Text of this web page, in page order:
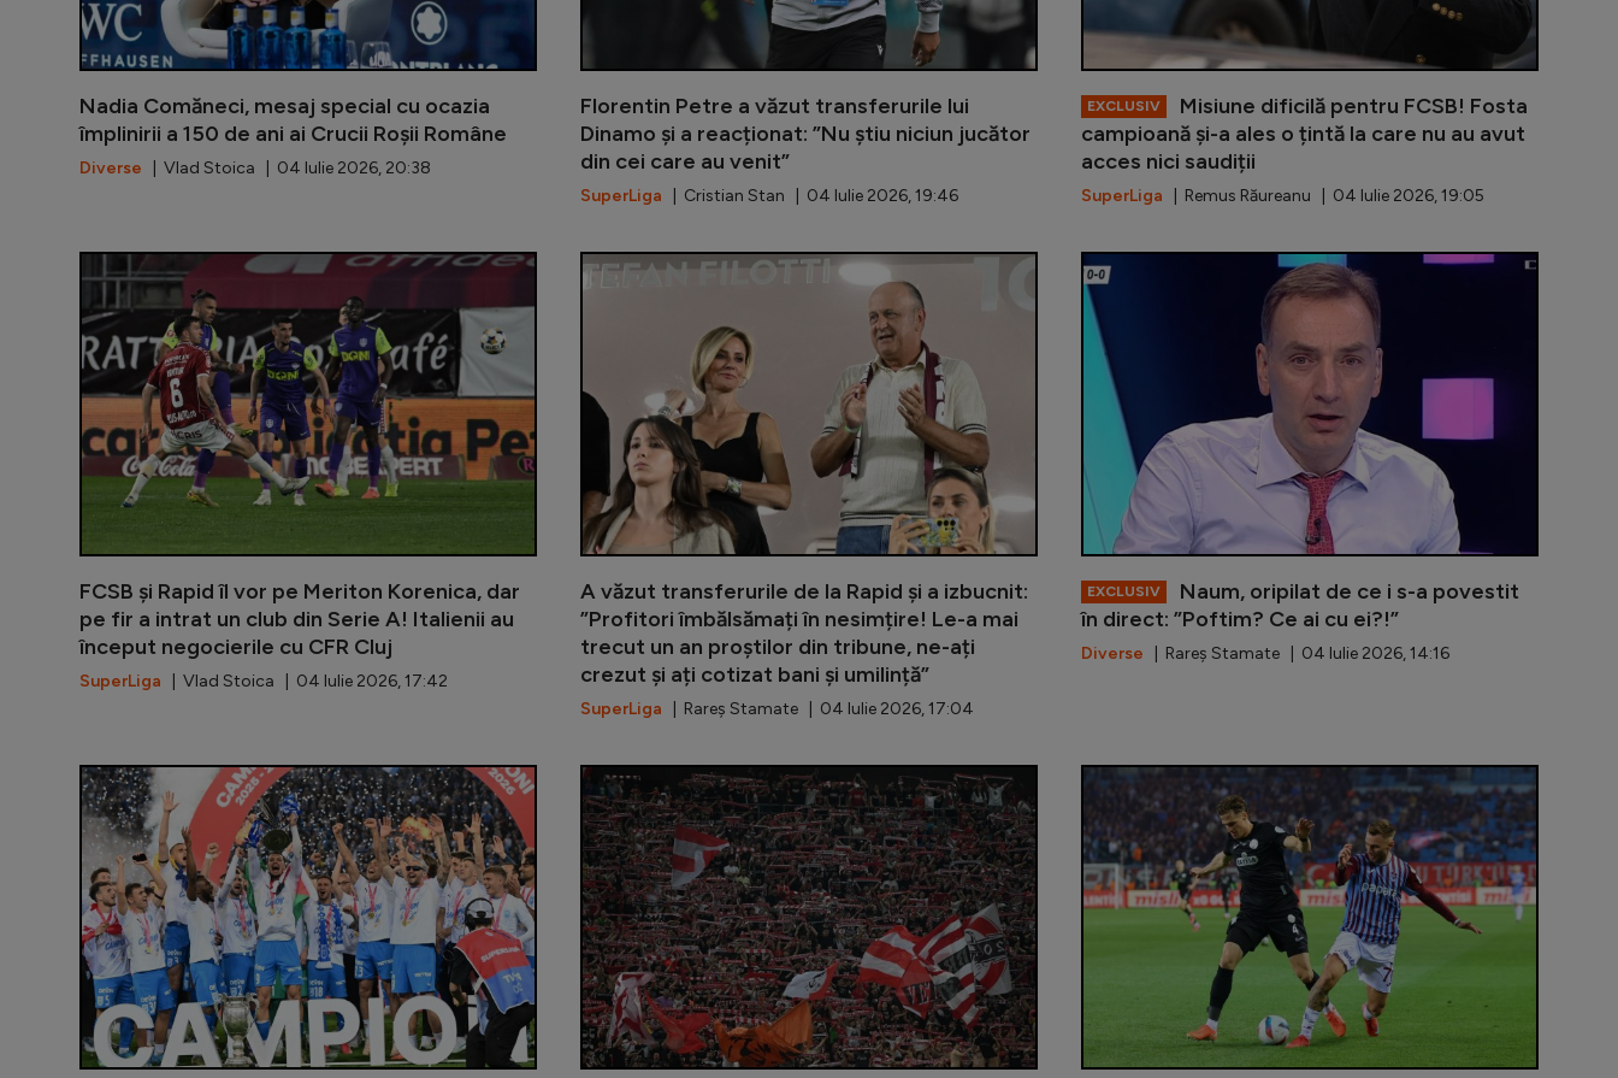
Nadia Comăneci, mesaj special cu ocazia
împlinirii a 150 de ani ai Crucii Roșii Române
Diverse | Vlad Stoica | 04 Iulie 2026, 20:38
Florentin Petre a văzut transferurile lui
Dinamo și a reacționat: ”Nu știu niciun jucător
din cei care au venit”
SuperLiga | Cristian Stan | 04 Iulie 2026, 19:46
EXCLUSIV
Misiune dificilă pentru FCSB! Fosta
campioană și-a ales o țintă la care nu au avut
acces nici saudiții
SuperLiga | Remus Răureanu | 04 Iulie 2026, 19:05
FCSB și Rapid îl vor pe Meriton Korenica, dar
pe fir a intrat un club din Serie A! Italienii au
început negocierile cu CFR Cluj
SuperLiga | Vlad Stoica | 04 Iulie 2026, 17:42
FCSB și Rapid îl vor pe Meriton Korenica, dar pe fir a intrat un
A văzut transferurile de la Rapid și a izbucnit:
”Profitori îmbălsămați în nesimțire! Le-a mai
trecut un an proștilor din tribune, ne-ați
crezut și ați cotizat bani și umilință”
SuperLiga | Rareș Stamate | 04 Iulie 2026, 17:04
A văzut
EXCLUSIV
Naum, oripilat de ce i s-a povestit
în direct: ”Poftim? Ce ai cu ei?!”
Diverse | Rareș Stamate | 04 Iulie 2026, 14:16
”Ofertă oficială” pentru unul dintre cei mai importanți jucători
Dinamo a